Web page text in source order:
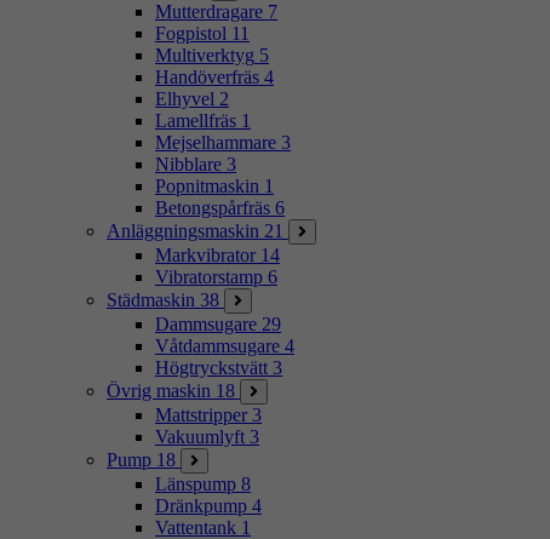
Mutterdragare 7
Fogpistol 11
Multiverktyg 5
Handöverfräs 4
Elhyvel 2
Lamellfräs 1
Mejselhammare 3
Nibblare 3
Popnitmaskin 1
Betongspårfräs 6
Anläggningsmaskin 21
Markvibrator 14
Vibratorstamp 6
Städmaskin 38
Dammsugare 29
Våtdammsugare 4
Högtryckstvätt 3
Övrig maskin 18
Mattstripper 3
Vakuumlyft 3
Pump 18
Länspump 8
Dränkpump 4
Vattentank 1